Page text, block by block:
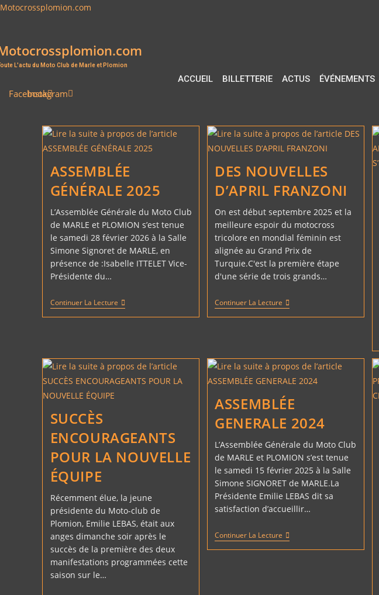
Skip
Motocrossplomion.com
L'actu du Moto Club de Marle et Plomion
ACCUEIL BILLETTERIE ACTUS ÉVÉNEMENTS
FacebookInstagram
ASSEMBLÉE
GÉNÉRALE 2025
L’Assemblée Générale du Moto Club
de MARLE et PLOMION s’est tenue
le samedi 28 février 2026 à la Salle
Simone Signoret de MARLE, en
présence de :Isabelle ITTELET Vice-
Présidente du…
Continuer La LectureASSEMBLÉE
GÉNÉRALE
2025
DES NOUVELLES
D’APRIL FRANZONI
On est début septembre 2025 et la
meilleure espoir du motocross
tricolore en mondial féminin est
alignée au Grand Prix de
Turquie.C'est la première étape
d'une série de trois grands…
Continuer La Lecture DES
NOUVELLES
D’APRIL
SUCCÈS
ENCOURAGEANTS
POUR LA NOUVELLE
ÉQUIPE
Récemment élue, la jeune
présidente du Moto-club de
Plomion, Emilie LEBAS, était aux
anges dimanche soir après le
succès de la première des deux
manifestations programmées cette
saison sur le…
ASSEMBLÉE
GENERALE 2024
L’Assemblée Générale du Moto Club
de MARLE et PLOMION s’est tenue
le samedi 15 février 2025 à la Salle
Simone SIGNORET de MARLE.La
Présidente Emilie LEBAS dit sa
satisfaction d’accueillir…
Continuer La Lecture ASSEMBLÉE
GENERALE
2024